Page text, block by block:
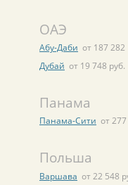
ОАЭ
Абу-Даби от 187 282
Дубай от 19 748 руб.
Панама
Панама-Сити от
Польша
Варшава от 22 548